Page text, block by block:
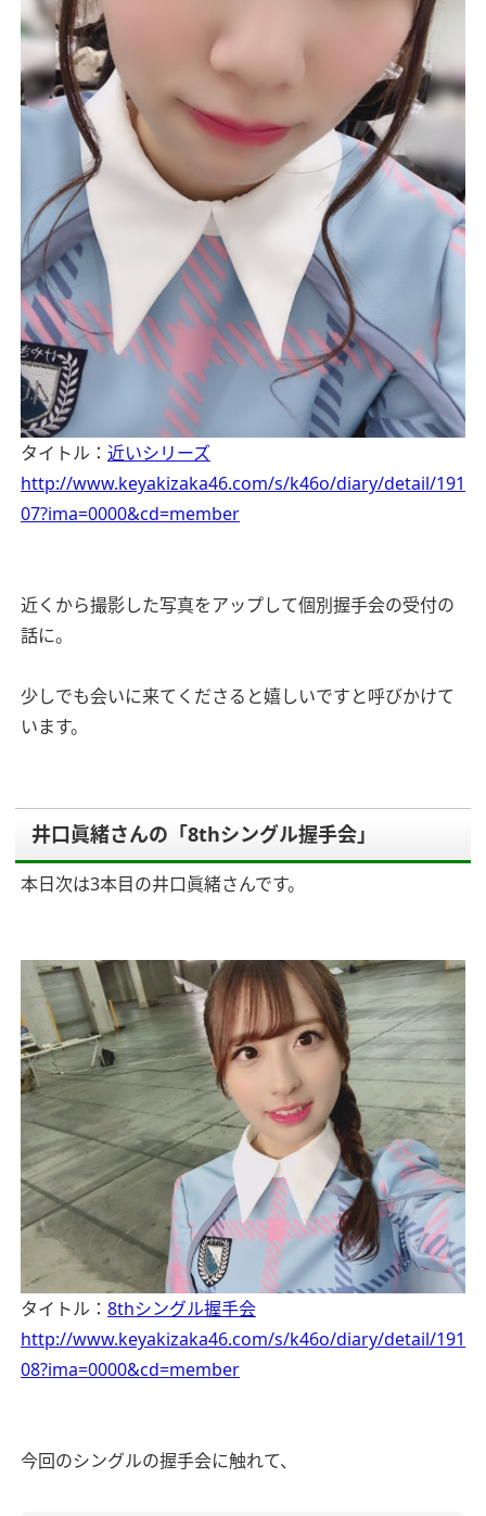
タイトル： 近いシリーズ
http://www.keyakizaka46.com/s/k46o/diary/detail/191
07?ima=0000&cd=member
近くから撮影した写真をアップして個別握手会の受付の
話に。
少しでも会いに来てくださると嬉しいですと呼びかけて
います。
井口眞緒さんの「8thシングル握手会」
本日次は3本目の井口眞緒さんです。
タイトル： 8thシングル握手会
http://www.keyakizaka46.com/s/k46o/diary/detail/191
08?ima=0000&cd=member
今回のシングルの握手会に触れて、